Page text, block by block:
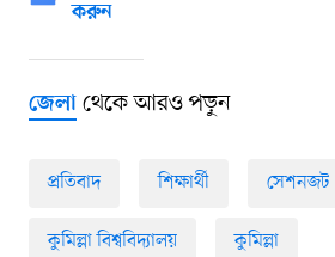
করুন
জেলাথেকে আরও পড়ুন
প্রতিবাদ শিক্ষার্থী সেশনজট
কুমিল্লা বিশ্ববিদ্যালয় কুমিল্লা